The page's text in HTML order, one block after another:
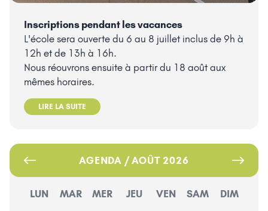
Inscriptions pendant les vacances
L'école sera ouverte du 6 au 8 juillet inclus de 9h à
12h et de 13h à 16h.
Nous réouvrons ensuite à partir du 18 août aux
mêmes horaires.
LIRE LA SUITE
AGENDA / AOÛT 2026
LUN MAR MER JEU VEN SAM DIM